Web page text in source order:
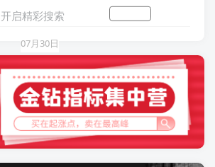
07月30日
07月30日
07月27日
07月27日
【谛听竞价】原价5980 金钻早盘竞... 07月
25日
通达信《轮回竞价排序》早盘竞价、全天...
07月
25日
通达信【青龙尾盘】排序潜伏+次日套利... 07月
20日
【熬完九阴】首板回调思路设计 熬完九... 07月
16日
开启精彩搜索